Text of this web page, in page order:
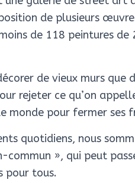
de plusieurs
de 118 peintures
de vieux murs que
rejeter ce qu’on
monde pour fermer ses
quotidiens, nous
commun », qui peut
pour tous.